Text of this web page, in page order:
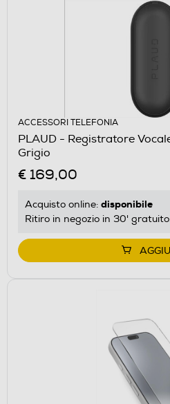
ACCESSORI TELEFONIA
PLAUD - Registratore
Grigio
€ 169,00
Acquisto online: disponibile
Ritiro in negozio in 30'